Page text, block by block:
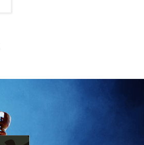
SEM VAN HEMERT